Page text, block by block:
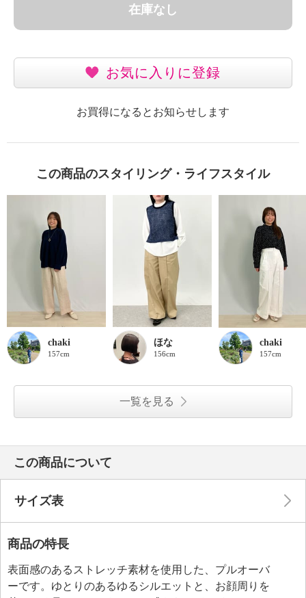
在庫なし
お気に入りに登録
お買得になるとお知らせします
この商品のスタイリング・ライフスタイル
chaki
157cm
ほな
156cm
chaki
157cm
一覧を見る
この商品について
サイズ表
商品の特長
表面感のあるストレッチ素材を使用した、プルオーバ
ーです。ゆとりのあるゆるシルエットと、お顔周りを